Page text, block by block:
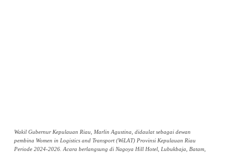
Wakil Gubernur Kepulauan Riau, Marlin Agustina, didaulat sebagai dewan
pembina Women in Logistics and Transport (WiLAT) Provinsi Kepulauan Riau
Periode 2024-2026. Acara berlangsung di Nagoya Hill Hotel, Lubukbaja, Batam,